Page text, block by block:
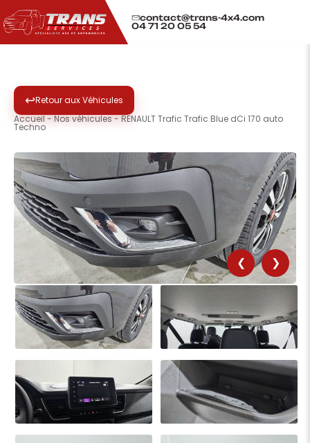
contact@trans-4x4.com
04 71 20 05 54
↩Retour aux Véhicules
Accueil-Nos véhicules-RENAULT Trafic Trafic Blue dCi 170 auto
Techno
❮ ❯